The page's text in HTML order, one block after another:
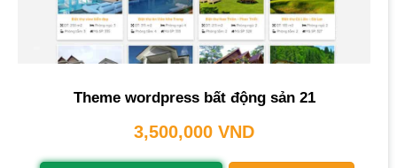
Theme wordpress bất động sản 21
3,500,000 VND